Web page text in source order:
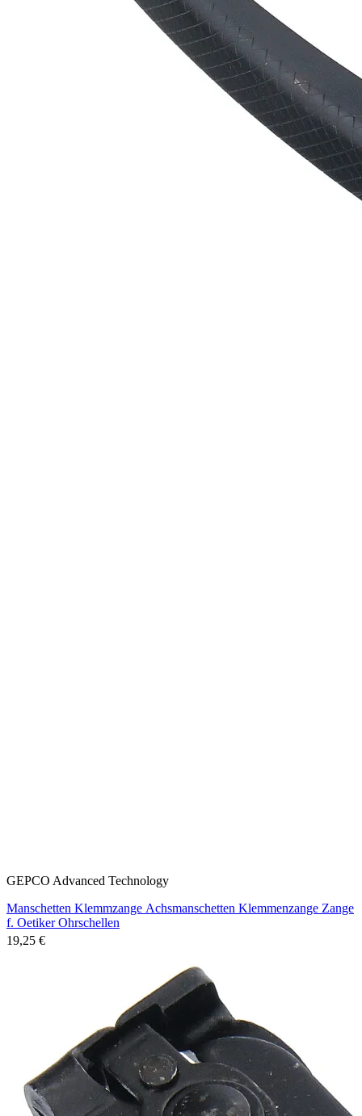
GEPCO Advanced Technology
Manschetten Klemmzange Achsmanschetten Klemmenzange Zange
f. Oetiker Ohrschellen
19,25 €